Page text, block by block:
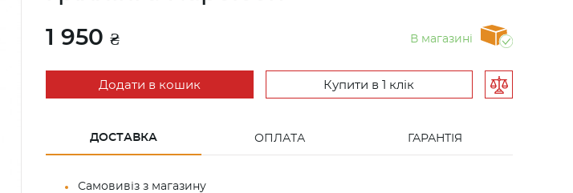
1 950 ₴ В магазині
Додати в кошик Купити в 1 клік
ДОСТАВКА ОПЛАТА ГАРАНТІЯ
Самовивіз з магазину